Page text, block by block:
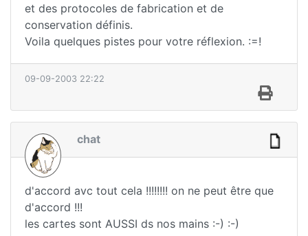
et des protocoles de fabrication et de
conservation définis.
Voila quelques pistes pour votre réflexion. :=!
09-09-2003 22:22
chat
d'accord avc tout cela !!!!!!!! on ne peut être que
d'accord !!!
les cartes sont AUSSI ds nos mains :-) :-)